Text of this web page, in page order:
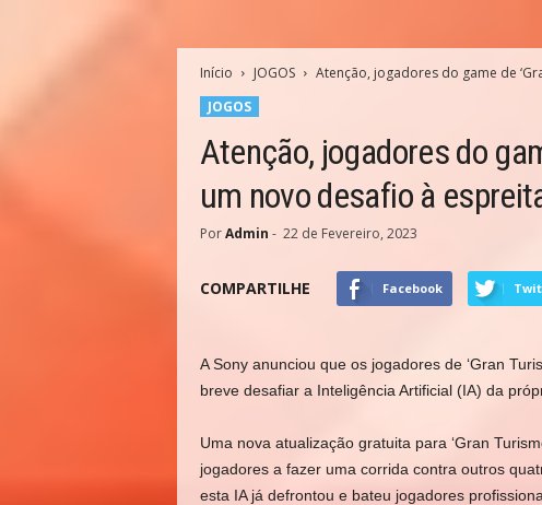
Início JOGOS
Atenção, jogadores do game de
JOGOS
Atenção, jogadores do
um novo desafio à
Por Admin - 22 de Fevereiro, 2023
COMPARTILHE Facebook
ASony anunciou que os jogadores de ‘Gran
breve desafiar a Inteligência Artificial (IA) da
Uma nova atualização gratuita para ‘Gran
jogadores a fazer uma corrida contra outros
esta IA já defrontou e bateu jogadores